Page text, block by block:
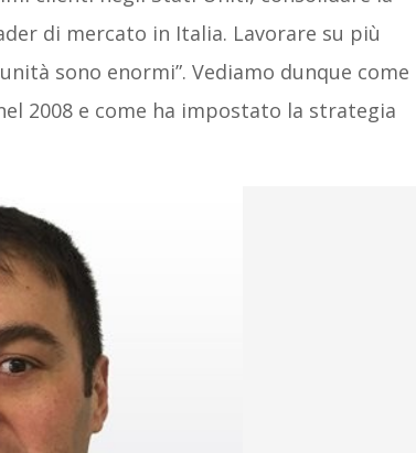
di mercato in Italia. Lavorare su più
sono enormi”. Vediamo dunque come
2008 e come ha impostato la strategia